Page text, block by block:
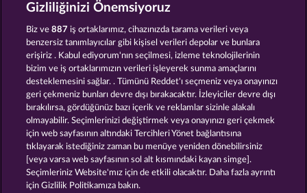
ROYAL SEVEN 5 EMBER WILDS
Hüküm ve Koşullar Gizlilik Beyanı Künye
Gizliliğinizi Önemsiyoruz
Biz ve887 iş ortaklarımız, cihazınızda tarama verileri veya
benzersiz tanımlayıcılar gibi kişisel verileri depolar ve bunlara
erişiriz . Kabul ediyorum'nın seçilmesi, izleme teknolojilerinin
bizim ve iş ortaklarımızın verileri işleyerek sunma amaçlarını
desteklemesini sağlar. . Tümünü Reddet'ı seçmeniz veya onayınızı
geri çekmeniz bunları devre dışı bırakacaktır. İzleyiciler devre dışı
bırakılırsa, gördüğünüz bazı içerik ve reklamlar sizinle alakalı
olmayabilir. Seçimlerinizi değiştirmek veya onayınızı geri çekmek
için web sayfasının altındaki Tercihleri Yönet bağlantısına
tıklayarak istediğiniz zaman bu menüye yeniden dönebilirsiniz
[veya varsa web sayfasının sol alt kısmındaki kayan simge].
Seçimleriniz Website'mız için de etkili olacaktır. Daha fazla ayrıntı
için Gizlilik Politikamıza bakın.